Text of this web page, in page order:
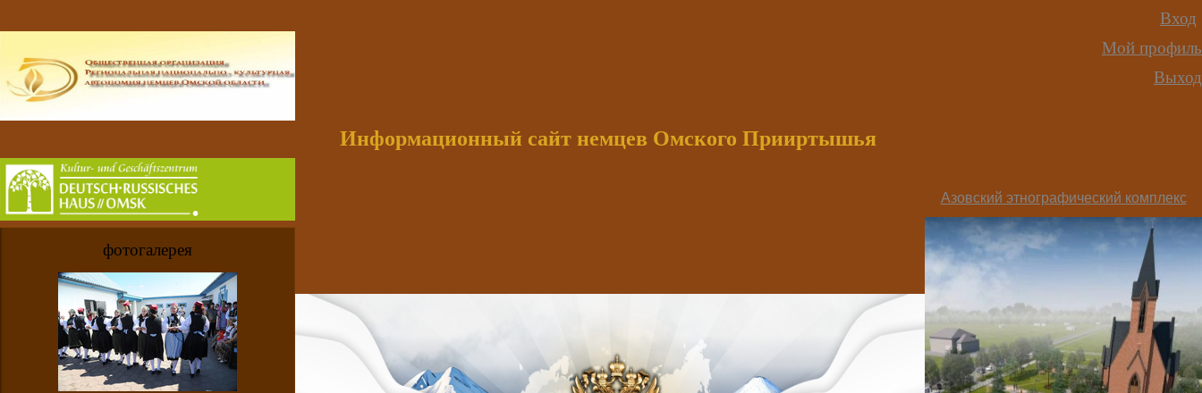
Вход
Мой профиль
Выход
фотогалерея
Информационный сайт немцев Омского Прииртышья
Азовский этнографический комплекс